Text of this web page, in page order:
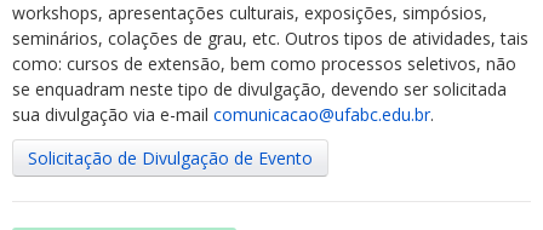
workshops, apresentações culturais, exposições, simpósios,
seminários, colações de grau, etc. Outros tipos de atividades, tais
como: cursos de extensão, bem como processos seletivos, não
se enquadram neste tipo de divulgação, devendo ser solicitada
sua divulgação via e-mail comunicacao@ufabc.edu.br.
Solicitação de Divulgação de Evento